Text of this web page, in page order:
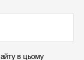
в цьому